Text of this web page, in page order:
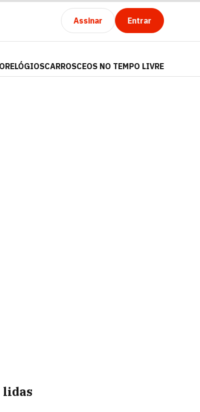
Assinar Entrar
RELÓGIOSCARROSCEOS NO TEMPO LIVRE
lidas